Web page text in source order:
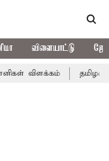
விளையாட்டு
தமிழக அரசு